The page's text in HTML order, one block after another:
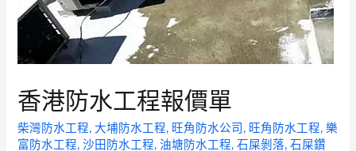
香港防水工程報價單
柴灣防水工程,大埔防水工程, 旺角防水公司 , 旺角防水工程,樂
富防水工程,沙田防水工程,油塘防水工程,石屎剝落,石屎鑽